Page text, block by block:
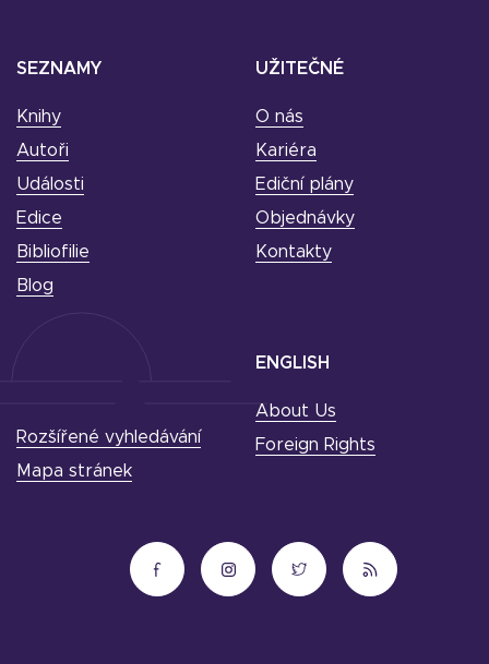
SEZNAMY
Knihy
Autoři
Události
Edice
Bibliofilie
Blog
UŽITEČNÉ
O nás
Kariéra
Ediční plány
Objednávky
Kontakty
ENGLISH
About Us
Foreign Rights
Rozšířené vyhledávání
Mapa stránek